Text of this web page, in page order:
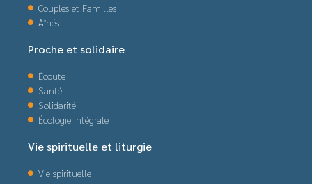
Couples et Familles
Aînés
Proche et solidaire
Écoute
Santé
Solidarité
Écologie intégrale
Vie spirituelle et liturgie
Vie spirituelle